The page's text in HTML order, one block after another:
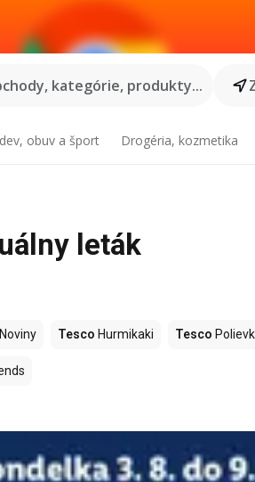
kategórie, produkty...
obuv a šport Drogéria, kozmetika
leták
Noviny Tesco Hurmikaki Tesco